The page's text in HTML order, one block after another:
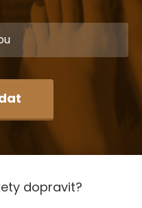
dopravit?